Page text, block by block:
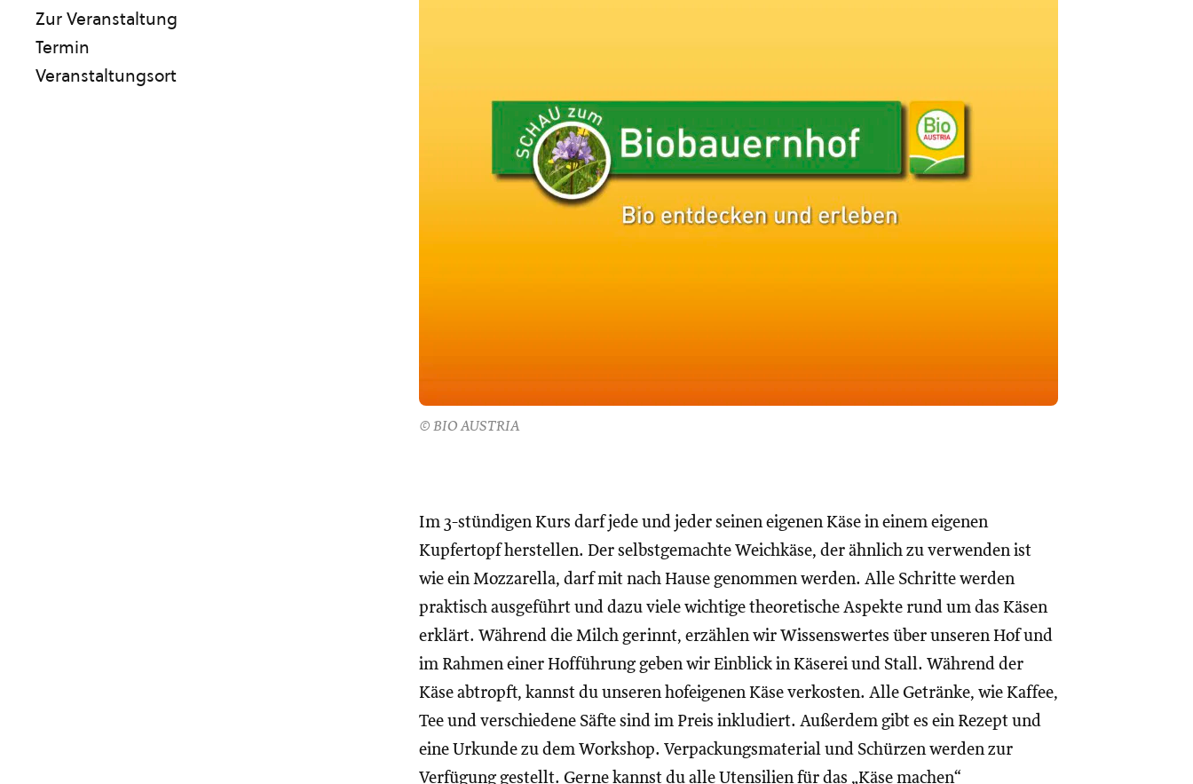
© BIO AUSTRIA
Im 3-stündigen Kurs darf jede und jeder seinen eigenen Käse in einem eigenen
Kupfertopf herstellen. Der selbstgemachte Weichkäse, der ähnlich zu verwenden ist
wie ein Mozzarella, darf mit nach Hause genommen werden. Alle Schritte werden
praktisch ausgeführt und dazu viele wichtige theoretische Aspekte rund um das Käsen
erklärt. Während die Milch gerinnt, erzählen wir Wissenswertes über unseren Hof und
im Rahmen einer Hofführung geben wir Einblick in Käserei und Stall. Während der
Käse abtropft, kannst du unseren hofeigenen Käse verkosten. Alle Getränke, wie Kaffee,
Tee und verschiedene Säfte sind im Preis inkludiert. Außerdem gibt es ein Rezept und
eine Urkunde zu dem Workshop. Verpackungsmaterial und Schürzen werden zur
Verfügung gestellt. Gerne kannst du alle Utensilien für das „Käse machen“
Zur Veranstaltung
Termin
Veranstaltungsort